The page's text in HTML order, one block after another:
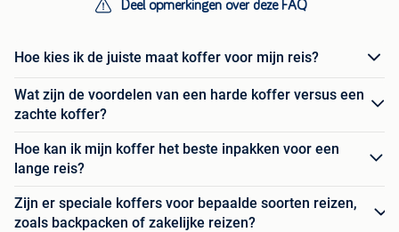
Deel opmerkingen over deze FAQ
Hoe kies ik de juiste maat koffer voor mijn reis?
Wat zijn de voordelen van een harde koffer versus een
zachte koffer?
Hoe kan ik mijn koffer het beste inpakken voor een
lange reis?
Zijn er speciale koffers voor bepaalde soorten reizen,
zoals backpacken of zakelijke reizen?